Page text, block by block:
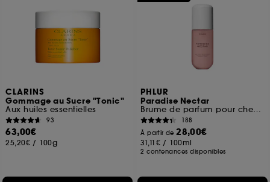
CLARINS
Gommage au Sucre "Tonic"
Aux huiles essentielles
93
63,00€
25,20€ / 100g
PHLUR
Paradise Nectar
Brume de parfum pour cheveux et corps format voyage
188
À partir de28,00€
31,11€ / 100ml
2 contenances disponibles